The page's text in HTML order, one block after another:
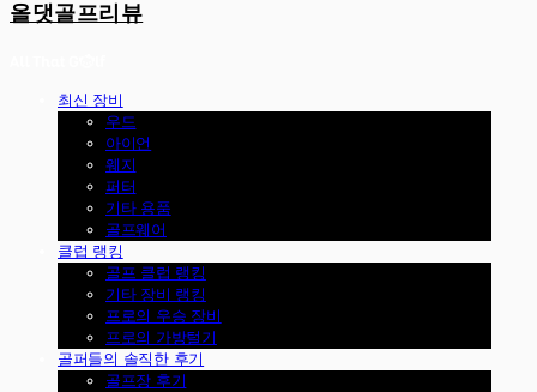
올댓골프리뷰
최신 장비
우드
아이언
웨지
퍼터
기타 용품
골프웨어
클럽 랭킹
골프 클럽 랭킹
기타 장비 랭킹
프로의 우승 장비
프로의 가방털기
골퍼들의 솔직한 후기
골프장 후기